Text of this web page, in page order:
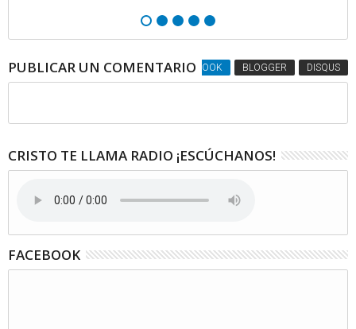
PUBLICAR UN COMENTARIOFACEBOOK BLOGGER DISQUS
CRISTO TE LLAMA RADIO ¡ESCÚCHANOS!
FACEBOOK